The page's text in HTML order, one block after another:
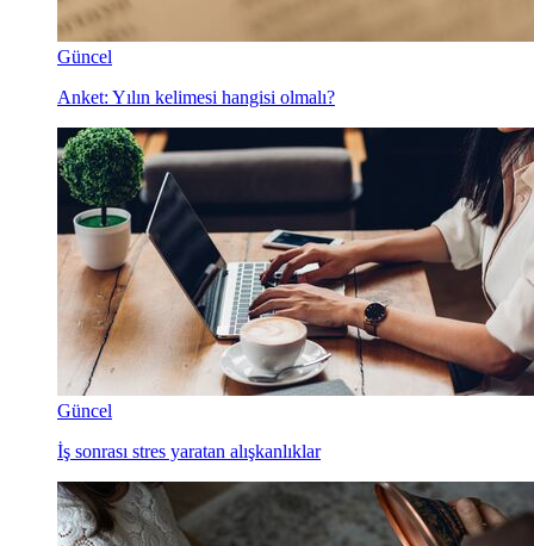
Güncel
Anket: Yılın kelimesi hangisi olmalı?
Güncel
İş sonrası stres yaratan alışkanlıklar